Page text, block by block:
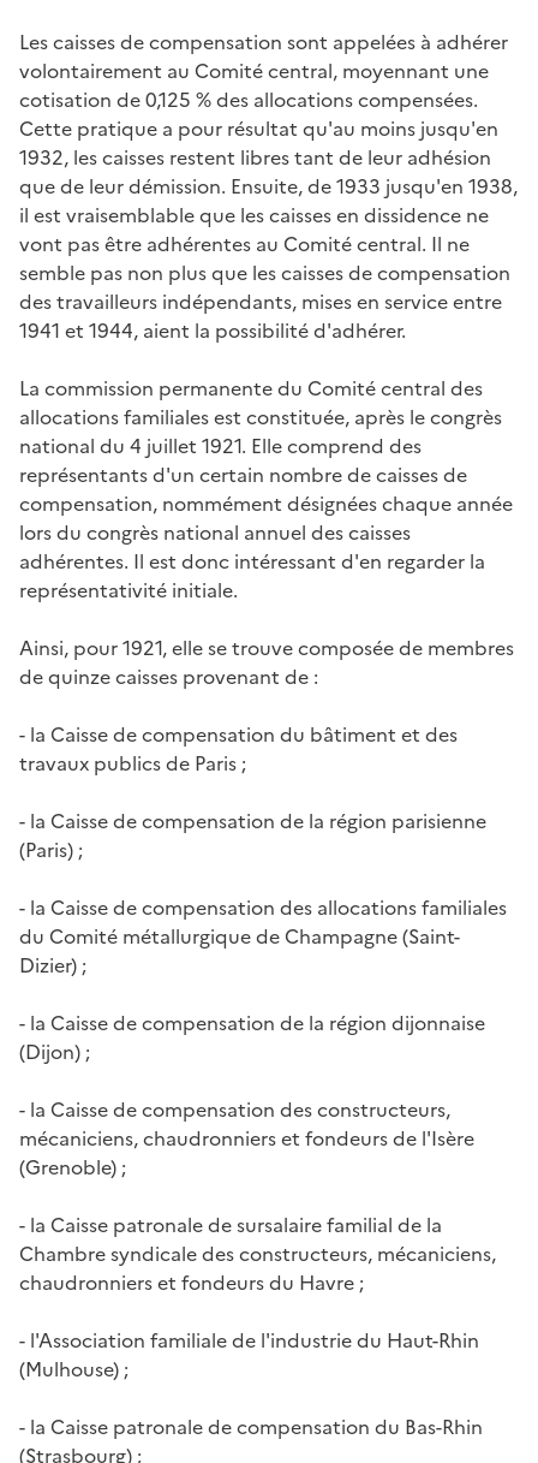
Les caisses de compensation sont appelées à adhérer
volontairement au Comité central, moyennant une
cotisation de 0,125 % des allocations compensées.
Cette pratique a pour résultat qu'au moins jusqu'en
1932, les caisses restent libres tant de leur adhésion
que de leur démission. Ensuite, de 1933 jusqu'en 1938,
il est vraisemblable que les caisses en dissidence ne
vont pas être adhérentes au Comité central. Il ne
semble pas non plus que les caisses de compensation
des travailleurs indépendants, mises en service entre
1941 et 1944, aient la possibilité d'adhérer.
La commission permanente du Comité central des
allocations familiales est constituée, après le congrès
national du 4 juillet 1921. Elle comprend des
représentants d'un certain nombre de caisses de
compensation, nommément désignées chaque année
lors du congrès national annuel des caisses
adhérentes. Il est donc intéressant d'en regarder la
représentativité initiale.
Ainsi, pour 1921, elle se trouve composée de membres
de quinze caisses provenant de :
- la Caisse de compensation du bâtiment et des
travaux publics de Paris ;
- la Caisse de compensation de la région parisienne
(Paris) ;
- la Caisse de compensation des allocations familiales
du Comité métallurgique de Champagne (Saint-
Dizier) ;
- la Caisse de compensation de la région dijonnaise
(Dijon) ;
- la Caisse de compensation des constructeurs,
mécaniciens, chaudronniers et fondeurs de l'Isère
(Grenoble) ;
- la Caisse patronale de sursalaire familial de la
Chambre syndicale des constructeurs, mécaniciens,
chaudronniers et fondeurs du Havre ;
- l'Association familiale de l'industrie du Haut-Rhin
(Mulhouse) ;
- la Caisse patronale de compensation du Bas-Rhin
(Strasbourg) ;